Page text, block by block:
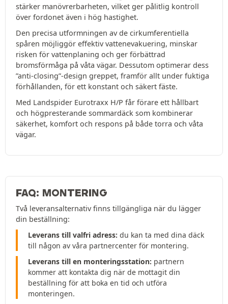
stärker manövrerbarheten, vilket ger pålitlig kontroll
över fordonet även i hög hastighet.
Den precisa utformningen av de cirkumferentiella
spåren möjliggör effektiv vattenevakuering, minskar
risken för vattenplaning och ger förbättrad
bromsförmåga på våta vägar. Dessutom optimerar dess
”anti-closing”-design greppet, framför allt under fuktiga
förhållanden, för ett konstant och säkert fäste.
Med Landspider Eurotraxx H/P får förare ett hållbart
och högpresterande sommardäck som kombinerar
säkerhet, komfort och respons på både torra och våta
vägar.
FAQ: MONTERING
Två leveransalternativ finns tillgängliga när du lägger
din beställning:
Leverans till valfri adress: du kan ta med dina däck
till någon av våra partnercenter för montering.
Leverans till en monteringsstation: partnern
kommer att kontakta dig när de mottagit din
beställning för att boka en tid och utföra
monteringen.